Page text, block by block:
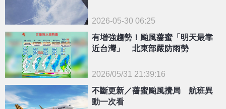
2026-05-30 06:25
{PLAYICON}
有增強趨勢！颱風薔蜜「明天最靠
近台灣」 北東部嚴防雨勢
2026/05/31 21:39:16
不斷更新／薔蜜颱風攪局 航班異
動一次看